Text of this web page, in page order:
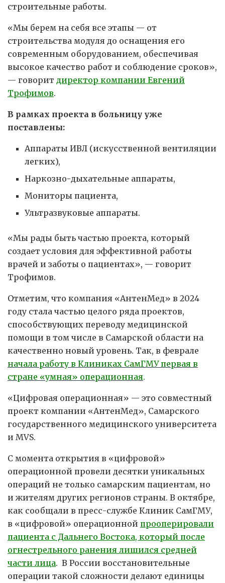
строительные работы.
«Мы берем на себя все этапы — от
строительства модуля до оснащения его
современным оборудованием, обеспечивая
высокое качество работ и соблюдение сроков»,
— говорит директор компании Евгений
Трофимов.
В рамках проекта в больницу уже
поставлены:
Аппараты ИВЛ (искусственной вентиляции
легких),
Наркозно-дыхательные аппараты,
Мониторы пациента,
Ультразвуковые аппараты.
«Мы рады быть частью проекта, который
создает условия для эффективной работы
врачей и заботы о пациентах», — говорит
Трофимов.
Отметим, что компания «АнтенМед» в 2024
году стала частью целого ряда проектов,
способствующих переводу медицинской
помощи в том числе в Самарской области на
качественно новый уровень. Так, в феврале
начала работу в Клиниках СамГМУ первая в
стране «умная» операционная.
«Цифровая операционная» — это совместный
проект компании «АнтенМед», Самарского
государственного медицинского университета
и MVS.
С момента открытия в «цифровой»
операционной провели десятки уникальных
операций не только самарским пациентам, но
и жителям других регионов страны. В октябре,
как сообщали в пресс-службе Клиник СамГМУ,
в «цифровой» операционной прооперировали
пациента с Дальнего Востока, который после
огнестрельного ранения лишился средней
части лица. В России восстановительные
операции такой сложности делают единицы